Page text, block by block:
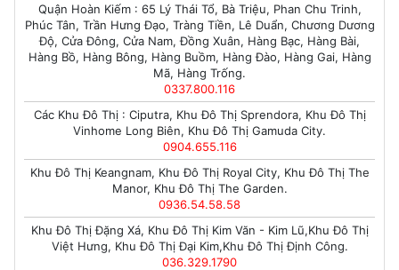
Quận Hoàn Kiếm : 65 Lý Thái Tổ, Bà Triệu, Phan Chu Trinh,
Phúc Tân, Trần Hưng Đạo, Tràng Tiền, Lê Duẩn, Chương Dương
Độ, Cửa Đông, Cửa Nam, Đồng Xuân, Hàng Bạc, Hàng Bài,
Hàng Bồ, Hàng Bông, Hàng Buồm, Hàng Đào, Hàng Gai, Hàng
Mã, Hàng Trống.
0337.800.116
Các Khu Đô Thị : Ciputra, Khu Đô Thị Sprendora, Khu Đô Thị
Vinhome Long Biên, Khu Đô Thị Gamuda City.
0904.655.116
Khu Đô Thị Keangnam, Khu Đô Thị Royal City, Khu Đô Thị The
Manor, Khu Đô Thị The Garden.
0936.54.58.58
Khu Đô Thị Đặng Xá, Khu Đô Thị Kim Văn - Kim Lũ,Khu Đô Thị
Việt Hưng, Khu Đô Thị Đại Kim,Khu Đô Thị Định Công.
036.329.1790